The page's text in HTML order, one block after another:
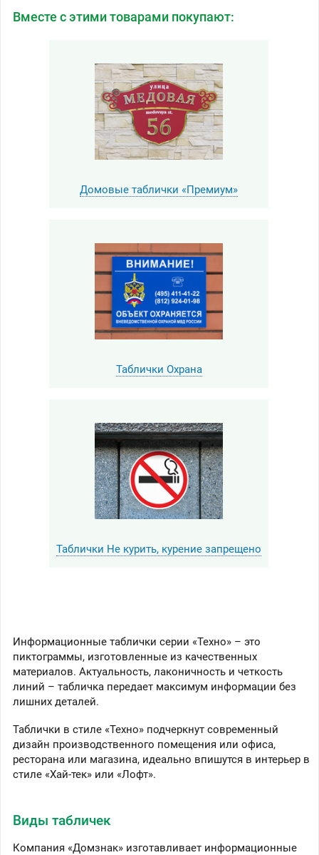
Вместе с этими товарами покупают:
Домовые таблички «Премиум»
Таблички Охрана
Таблички Не курить, курение запрещено
Информационные таблички серии «Техно» – это
пиктограммы, изготовленные из качественных
материалов. Актуальность, лаконичность и четкость
линий – табличка передает максимум информации без
лишних деталей.
Таблички в стиле «Техно» подчеркнут современный
дизайн производственного помещения или офиса,
ресторана или магазина, идеально впишутся в интерьер в
стиле «Хай-тек» или «Лофт».
Виды табличек
Компания «Домзнак» изготавливает информационные